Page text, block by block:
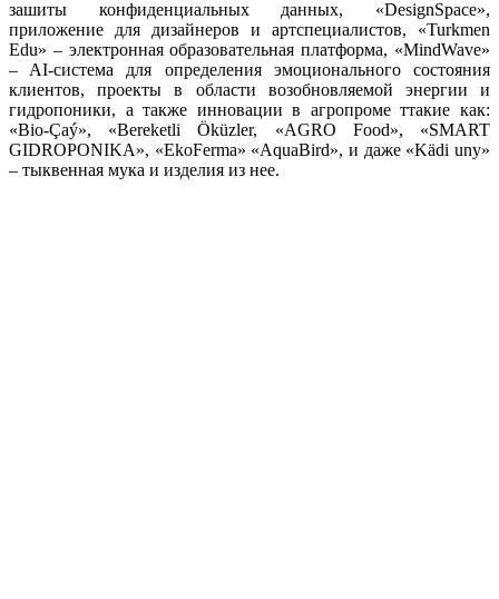
зашиты конфиденциальных данных, «DesignSpace»,
приложение для дизайнеров и артспециалистов, «Turkmen
Edu» – электронная образовательная платформа, «MindWave»
– AI-система для определения эмоционального состояния
клиентов, проекты в области возобновляемой энергии и
гидропоники, а также инновации в агропроме ттакие как:
«Bio-Çaý», «Bereketli Öküzler, «AGRO Food», «SMART
GIDROPONIKA», «EkoFerma» «AquaBird», и даже «Kädi uny»
– тыквенная мука и изделия из нее.